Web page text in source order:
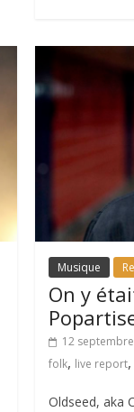
Musique
On y
12
folk, live report,
Oldseed, aka